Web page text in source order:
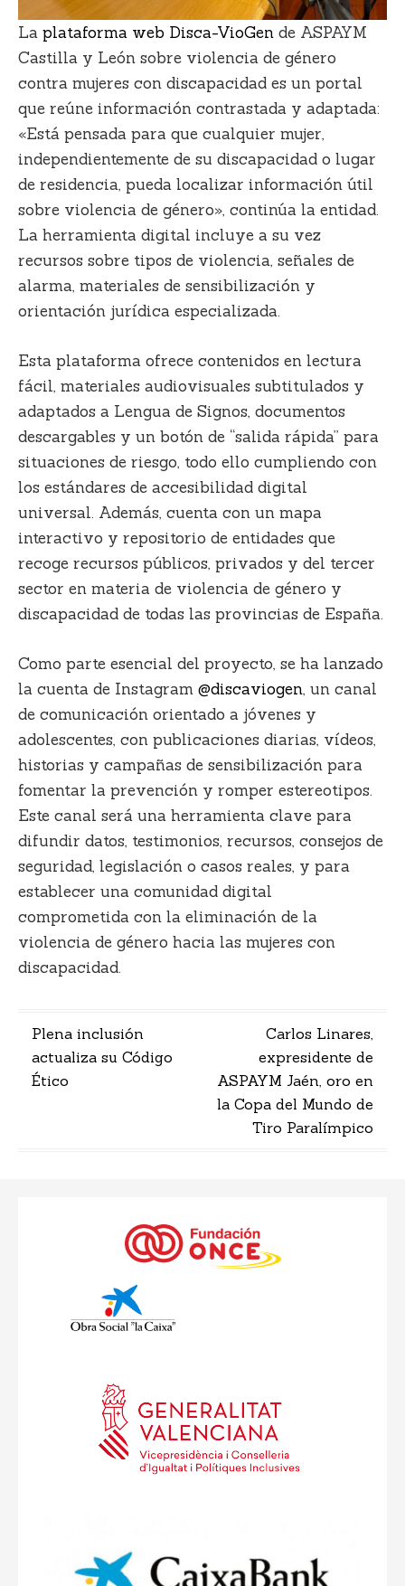
La plataforma web Disca-VioGen de ASPAYM
Castilla y León sobre violencia de género
contra mujeres con discapacidad es un portal
que reúne información contrastada y adaptada:
«Está pensada para que cualquier mujer,
independientemente de su discapacidad o lugar
de residencia, pueda localizar información útil
sobre violencia de género», continúa la entidad.
La herramienta digital incluye a su vez
recursos sobre tipos de violencia, señales de
alarma, materiales de sensibilización y
orientación jurídica especializada.
Esta plataforma ofrece contenidos en lectura
fácil, materiales audiovisuales subtitulados y
adaptados a Lengua de Signos, documentos
descargables y un botón de “salida rápida” para
situaciones de riesgo, todo ello cumpliendo con
los estándares de accesibilidad digital
universal. Además, cuenta con un mapa
interactivo y repositorio de entidades que
recoge recursos públicos, privados y del tercer
sector en materia de violencia de género y
discapacidad de todas las provincias de España.
Como parte esencial del proyecto, se ha lanzado
la cuenta de Instagram @discaviogen, un canal
de comunicación orientado a jóvenes y
adolescentes, con publicaciones diarias, vídeos,
historias y campañas de sensibilización para
fomentar la prevención y romper estereotipos.
Este canal será una herramienta clave para
difundir datos, testimonios, recursos, consejos de
seguridad, legislación o casos reales, y para
establecer una comunidad digital
comprometida con la eliminación de la
violencia de género hacia las mujeres con
discapacidad.
Navegación
de
Plena inclusión
actualiza su Código
Ético
Carlos Linares,
expresidente de
ASPAYM Jaén, oro en
la Copa del Mundo de
Tiro Paralímpico